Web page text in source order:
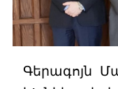
Գերագոյն